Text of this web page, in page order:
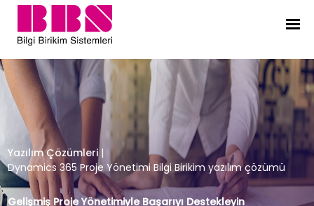
Dynamics 365 Proje Yönetimi Bilgi
Yazılım Çözümleri |
Dynamics 365 Proje Yönetimi Bilgi Birikim yazılım çözümü
Gelişmiş Proje Yönetimiyle Başarıyı Destekleyin